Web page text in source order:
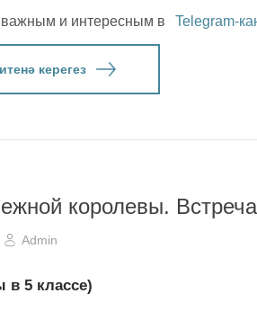
и интересным в Telegram-
керегез
королевы.
Admin
в 5 классе)